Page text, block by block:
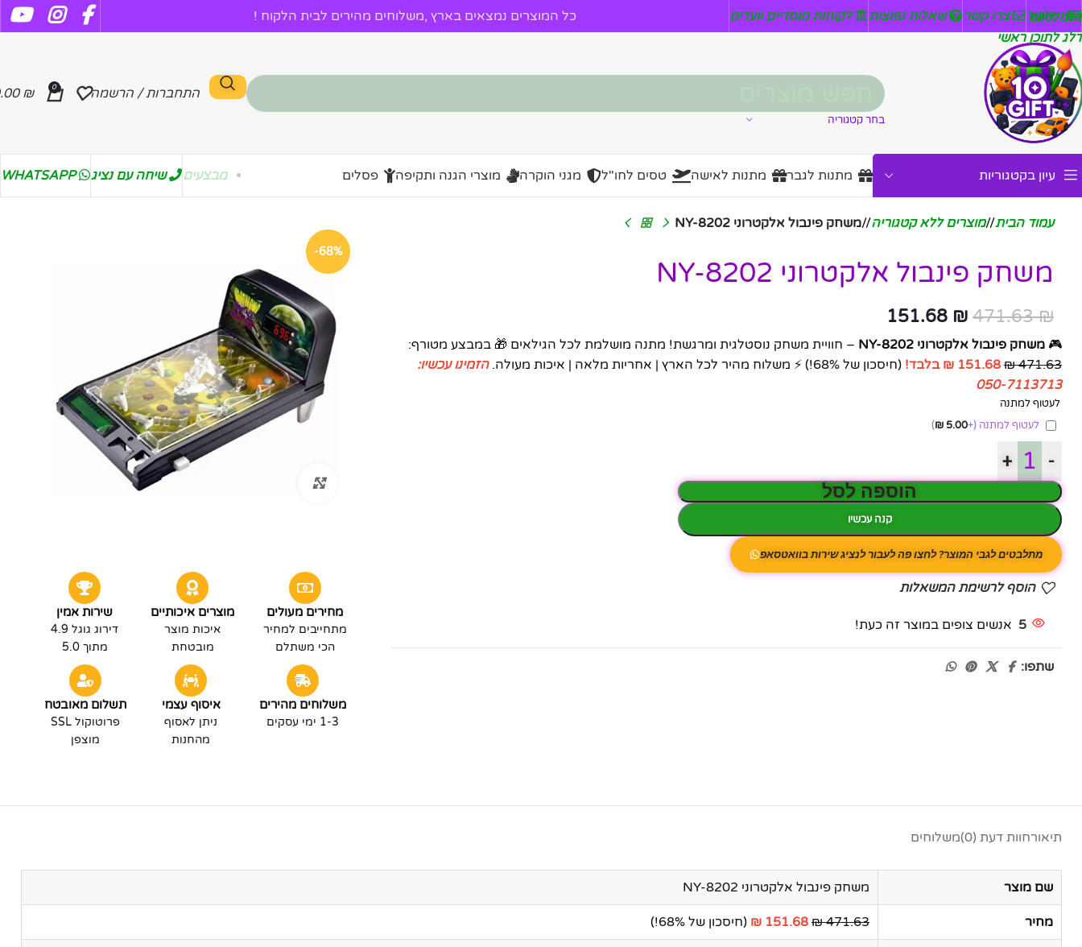
דלג לניווט
דלג לתוכן ראשי
ניזלטר צרו קשר שאלות נפוצות לקוחות מוסדיים וועדים כל המוצרים נמצאים בארץ ,משלוחים מהירים לבית הלקוח !
בחר קטגוריה
התחברות / הרשמה 0
₪
עיון בקטגוריות מתנות לגבר מתנות לאישה טסים לחו"ל מגני הוקרה מוצרי הגנה ותקיפה פסלים מבצעים שיחה עם נציג WHATSAPP
-68%
מחירים מעולים
מתחייבים למחיר
הכי משתלם
מוצרים איכותיים
איכות מוצר
מובטחת
שירות אמין
דירוג גוגל 4.9
מתוך 5.0
משלוחים מהירים
1-3 ימי עסקים
איסוף עצמי
ניתן לאסוף
מהחנות
תשלום מאובטח
פרוטוקול SSL
מוצפן
עמוד הבית/ מוצרים ללא קטגוריה/ משחק פינבול אלקטרוני NY-8202
משחק פינבול אלקטרוני NY-8202
471.63₪
151.68 ₪
🎮משחק פינבול אלקטרוני NY-8202
– חוויית משחק נוסטלגית ומרגשת! מתנה מושלמת לכל הגילאים 🎁 במבצע מטורף:
471.63 ₪
151.68 ₪ בלבד! (חיסכון של 68%!) ⚡ משלוח מהיר לכל הארץ | אחריות מלאה | איכות מעולה.
הזמינו עכשיו:
050-7113713
לעטוף למתנה
לעטוף למתנה(+
5.00
₪
)
-
+
הוספה לסל
קנה עכשיו
מתלבטים לגבי המוצר? לחצו פה לעבור לנציג שירות בוואטסאפ
הוסף לרשימת המשאלות
5 אנשים צופים במוצר זה כעת!
שתפו:
תיאורחוות דעת (0) משלוחים
שם מוצר משחק פינבול אלקטרוני NY-8202
מחיר 471.63 ₪
151.68 ₪ (חיסכון של 68%!)